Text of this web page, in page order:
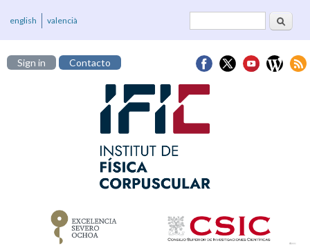
Formulario deBuscar
english valencià
Sign in Contacto